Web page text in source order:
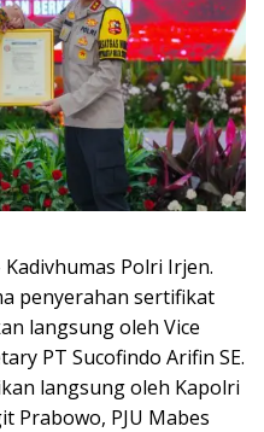
Polri Irjen.
penyerahan sertifikat
langsung oleh Vice
PT Sucofindo Arifin SE.
langsung oleh Kapolri
Prabowo, PJU Mabes